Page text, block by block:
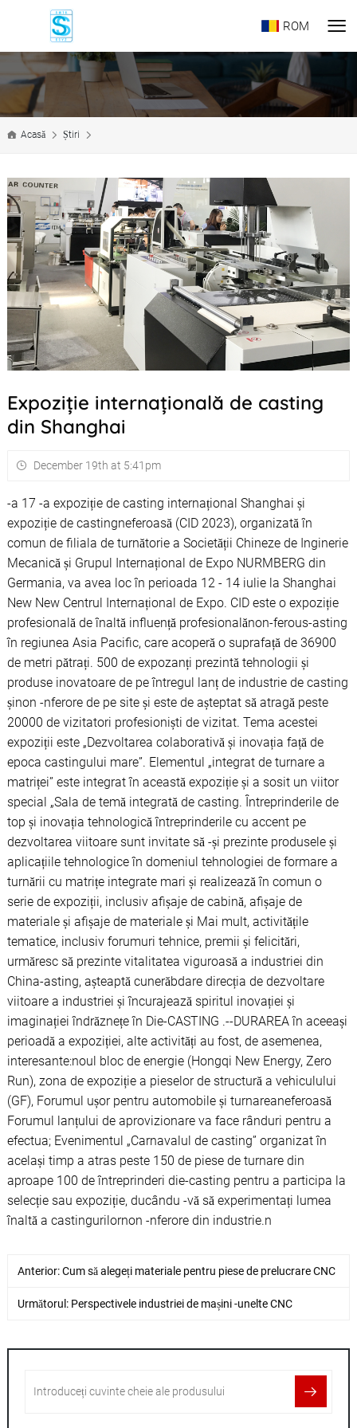
ROM
Acasă Știri
Expoziție internațională de casting
din Shanghai
December 19th at 5:41pm
-a 17 -a expoziție de casting internațional Shanghai și
expoziție de castingneferoasă (CID 2023), organizată în
comun de filiala de turnătorie a Societății Chineze de Inginerie
Mecanică și Grupul Internațional de Expo NURMBERG din
Germania, va avea loc în perioada 12 - 14 iulie la Shanghai
New New Centrul Internațional de Expo. CID este o expoziție
profesională de înaltă influență profesionalănon-ferous-asting
în regiunea Asia Pacific, care acoperă o suprafață de 36900
de metri pătrați. 500 de expozanți prezintă tehnologii și
produse inovatoare de pe întregul lanț de industrie de casting
șinon -nferore de pe site și este de așteptat să atragă peste
20000 de vizitatori profesioniști de vizitat. Tema acestei
expoziții este „Dezvoltarea colaborativă și inovația față de
epoca castingului mare”. Elementul „integrat de turnare a
matriței” este integrat în această expoziție și a sosit un viitor
special „Sala de temă integrată de casting. Întreprinderile de
top și inovația tehnologică întreprinderile cu accent pe
dezvoltarea viitoare sunt invitate să -și prezinte produsele și
aplicațiile tehnologice în domeniul tehnologiei de formare a
turnării cu matrițe integrate mari și realizează în comun o
serie de expoziții, inclusiv afișaje de cabină, afișaje de
materiale și afișaje de materiale și Mai mult, activitățile
tematice, inclusiv forumuri tehnice, premii și felicitări,
urmăresc să prezinte vitalitatea viguroasă a industriei din
China-asting, așteaptă cunerăbdare direcția de dezvoltare
viitoare a industriei și încurajează spiritul inovației și
imaginației îndrăznețe în Die-CASTING .--DURAREA în aceeași
perioadă a expoziției, alte activități au fost, de asemenea,
interesante:noul bloc de energie (Hongqi New Energy, Zero
Run), zona de expoziție a pieselor de structură a vehiculului
(GF), Forumul ușor pentru automobile și turnareaneferoasă
Forumul lanțului de aprovizionare va face rânduri pentru a
efectua; Evenimentul „Carnavalul de casting” organizat în
același timp a atras peste 150 de piese de turnare din
aproape 100 de întreprinderi die-casting pentru a participa la
selecție sau expoziție, ducându -vă să experimentați lumea
înaltă a castingurilornon -nferore din industrie.n
Anterior:Cum să alegeți materiale pentru piese de prelucrare CNC
Următorul: Perspectivele industriei de mașini -unelte CNC